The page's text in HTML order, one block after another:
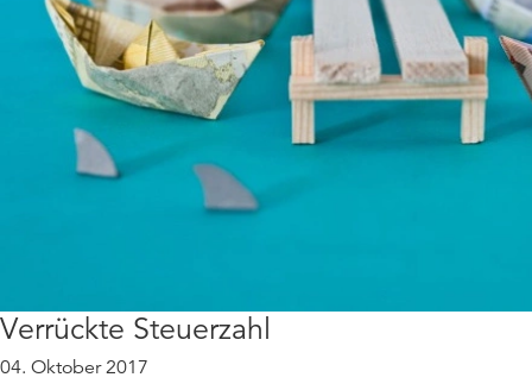
Verrückte Steuerzahl
04. Oktober 2017